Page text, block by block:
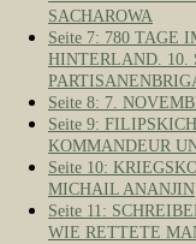
SACHAROWA
Seite 7: 780 TAGE
HINTERLAND. 10.
Seite 8: 7.
Seite 9:
KOMMANDEUR
Seite 10:
MICHAIL ANANJIN
Seite 11:
WIE RETTETE